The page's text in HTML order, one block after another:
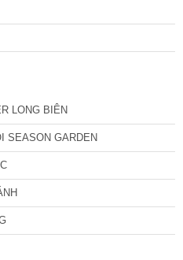
LONG BIÊN
SEASON GARDEN